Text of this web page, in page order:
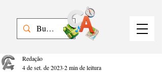
Redação
4 de set. de 2023 2 min de leitura